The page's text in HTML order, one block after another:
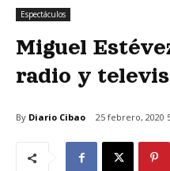
Espectáculos
Miguel
radio y
By Diario Cibao 25 febrero, 2020